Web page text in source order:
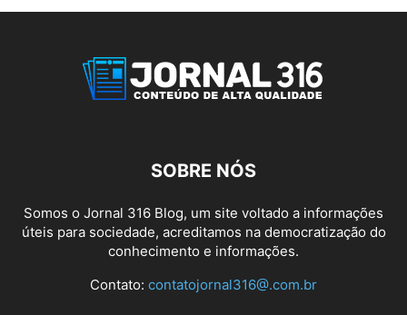
SOBRE NÓS
Somos o Jornal 316 Blog, um site voltado a informações
úteis para sociedade, acreditamos na democratização do
conhecimento e informações.
Contato: contatojornal316@.com.br